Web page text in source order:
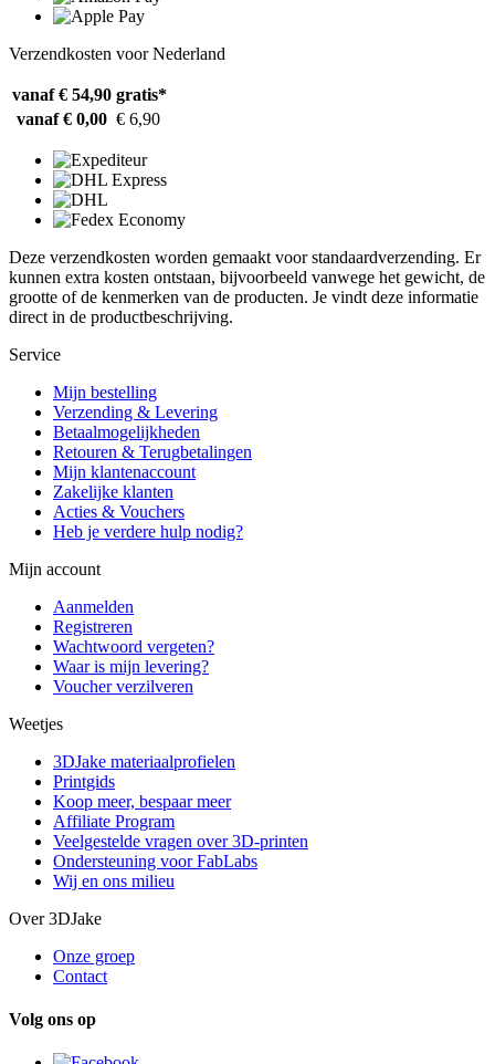
Verzendkosten voor Nederland
vanaf € 54,90 gratis*
vanaf € 0,00 € 6,90
Deze verzendkosten worden gemaakt voor standaardverzending. Er
kunnen extra kosten ontstaan, bijvoorbeeld vanwege het gewicht, de
grootte of de kenmerken van de producten. Je vindt deze informatie
direct in de productbeschrijving.
Service
Mijn bestelling
Verzending & Levering
Betaalmogelijkheden
Retouren & Terugbetalingen
Mijn klantenaccount
Zakelijke klanten
Acties & Vouchers
Heb je verdere hulp nodig?
Mijn account
Aanmelden
Registreren
Wachtwoord vergeten?
Waar is mijn levering?
Voucher verzilveren
Weetjes
3DJake materiaalprofielen
Printgids
Koop meer, bespaar meer
Affiliate Program
Veelgestelde vragen over 3D-printen
Ondersteuning voor FabLabs
Wij en ons milieu
Over 3DJake
Onze groep
Contact
Volg ons op